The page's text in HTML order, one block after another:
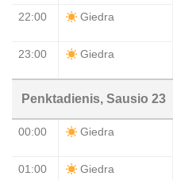
22:00 Giedra
23:00 Giedra
Penktadienis, Sausio 23
00:00 Giedra
01:00 Giedra